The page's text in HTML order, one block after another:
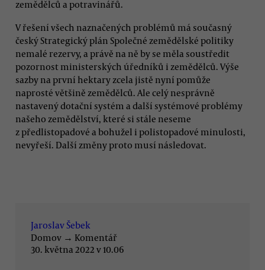
zemědělců a potravinářů.
V řešení všech naznačených problémů má současný
český Strategický plán Společné zemědělské politiky
nemalé rezervy, a právě na ně by se měla soustředit
pozornost ministerských úředníků i zemědělců. Výše
sazby na první hektary zcela jistě nyní pomůže
naprosté většině zemědělců. Ale celý nesprávně
nastavený dotační systém a další systémové problémy
našeho zemědělství, které si stále neseme
z předlistopadové a bohužel i polistopadové minulosti,
nevyřeší. Další změny proto musí následovat.
Jaroslav Šebek
Domov → Komentář
30. května 2022 v 10.06